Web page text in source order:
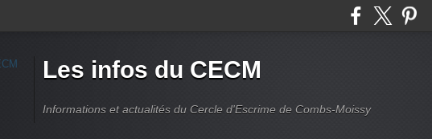
Les infos du CECM
Informations et actualités du Cercle d'Escrime de Combs-Moissy